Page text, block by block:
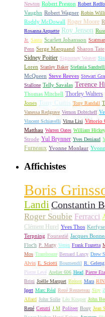
Newton Robert Preston Robert
Vaughn Robert Wagner Robin
Roddy McDowall Roger Moore
Rosanna Arquette Roy Jenson
Jr. Santo Scarlett Johansson
Penn Serge Marquand Sharon Tate
Sidney Poitier Sigourney Weaver
Loren Stanley Baker Stefania Sandrelli
McQueen Steve Reeves Stewart
Stallone Telly Savalas Terence
Thomas Mitchell Thorley Walters
Jones Tony Curtis Tony Randall
Vanessa Redgrave Vernon Dobtcheff
Vincent Schiavelli Virna Lisi Vittorio
Matthau Warren Oates William Hickey
Strode Yul Brynner Yves Deniaud
Furneaux Yvonne Monlaur
Affichistes
Boris
LandiConstantin
Roger Soubie Ferracci
Clément Hurel Yves Thos
Terpning Fourastié Jacques
Floc'h P. Marty Venin Frank Frazetta
Mos Trambouze Bernard Lancy Drew
Alvin E. Sciotti Boumendil R. Geleng
Pierre Levé Atelier 606 Head Pierre
Brini Joëlle Marquet Brénot Mara
Igert Marc Réal René Renneteau Siry
Allard John Solie Léo Kouper John
René Cerutti J.M Politeer Bouy Jean